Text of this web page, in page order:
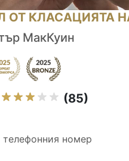
ОТ КЛАСАЦИЯТА
МакКуин
(85)
номер